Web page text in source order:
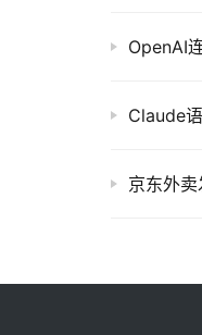
OpenAI
Claude
京东外